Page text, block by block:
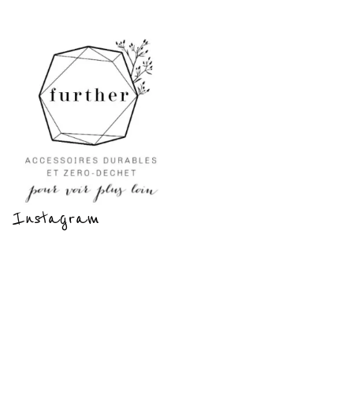
Instagram